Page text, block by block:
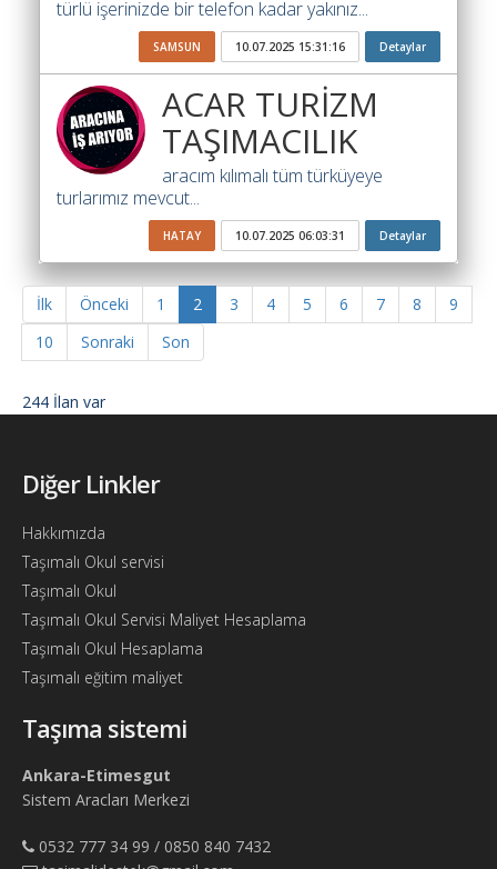
türlü işerinizde bir telefon kadar yakınız...
SAMSUN 10.07.2025 15:31:16 Detaylar
ACAR TURİZM
TAŞIMACILIK
aracım kılımalı tüm türküyeye
turlarımız mevcut...
HATAY 10.07.2025 06:03:31 Detaylar
İlk Önceki 1 2 3 4 5 6 7 8
9
10
Sonraki Son
244 İlan var
Diğer Linkler
Hakkımızda
Taşımalı Okul servisi
Taşımalı Okul
Taşımalı Okul Servisi Maliyet Hesaplama
Taşımalı Okul Hesaplama
Taşımalı eğitim maliyet
Taşıma sistemi
Ankara-Etimesgut
Sistem Aracları Merkezi
0532 777 34 99 / 0850 840 7432